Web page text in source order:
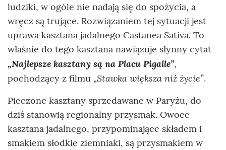
ludziki, w ogóle nie nadają się do spożycia, a
wręcz są trujące. Rozwiązaniem tej sytuacji jest
uprawa kasztana jadalnego Castanea Sativa. To
właśnie do tego kasztana nawiązuje słynny cytat
„Najlepsze kasztany są na Placu Pigalle”,
pochodzący z filmu „Stawka większa niż życie”.
Pieczone kasztany sprzedawane w Paryżu, do
dziś stanowią regionalny przysmak. Owoce
kasztana jadalnego, przypominające składem i
smakiem słodkie ziemniaki, są przysmakiem w